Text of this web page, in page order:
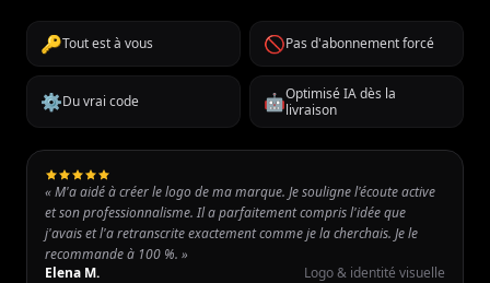
🔑Tout est à vous 🚫Pas d'abonnement forcé
⚙️Du vrai code 🤖Optimisé IA dès la
livraison
« M'a aidé à créer le logo de ma marque. Je souligne l'écoute active
et son professionnalisme. Il a parfaitement compris l'idée que
j'avais et l'a retranscrite exactement comme je la cherchais. Je le
recommande à 100 %. »
Elena M.
Logo & identité visuelle